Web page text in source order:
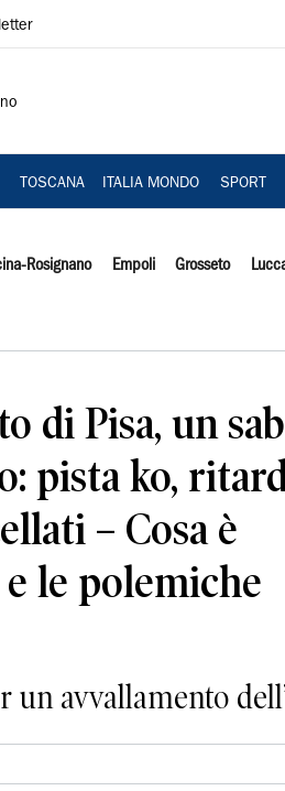
TOSCANA ITALIA MONDO SPORT
Rosignano Empoli Grosseto
di Pisa, un
pista ko,
– Cosa è
e le polemiche
un avvallamento